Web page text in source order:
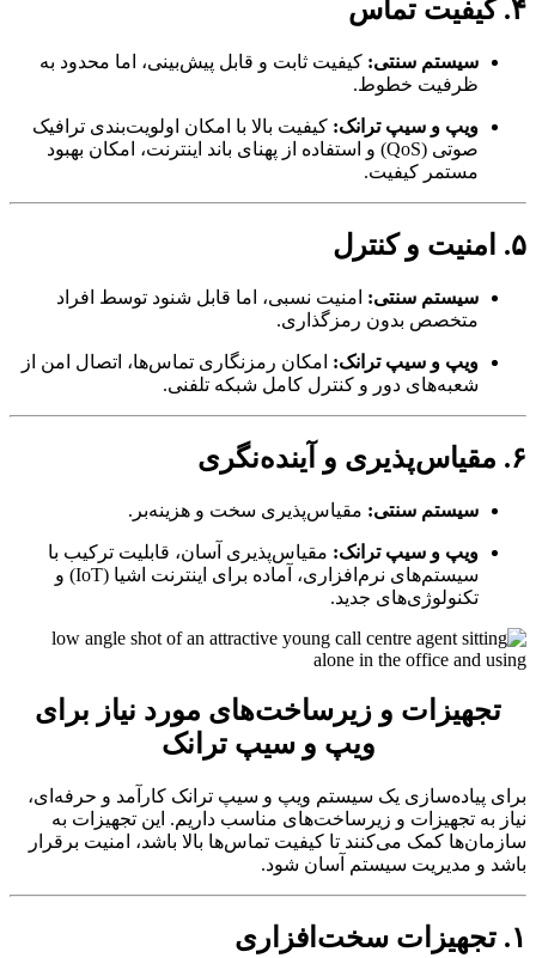
سیستم سنتی:کیفیت ثابت و قابل پیش‌بینی، اما محدود به
ظرفیت خطوط.
ویپ و سیپ ترانک: کیفیت بالا با امکان اولویت‌بندی ترافیک
صوتی (QoS) و استفاده از پهنای باند اینترنت، امکان بهبود
مستمر کیفیت.
سیستم سنتی:امنیت نسبی، اما قابل شنود توسط افراد
متخصص بدون رمزگذاری.
ویپ و سیپ ترانک: امکان رمزنگاری تماس‌ها، اتصال امن از
شعبه‌های دور و کنترل کامل شبکه تلفنی.
سیستم سنتی:مقیاس‌پذیری سخت و هزینه‌بر.
ویپ و سیپ ترانک: مقیاس‌پذیری آسان، قابلیت ترکیب با
سیستم‌های نرم‌افزاری، آماده برای اینترنت اشیا (IoT) و
تکنولوژی‌های جدید.
و زیرساخت‌های مورد نیاز برای
ویپ و سیپ ترانک
پیاده‌سازی یک سیستم ویپ و سیپ ترانک کارآمد و حرفه‌ای،
به تجهیزات و زیرساخت‌های مناسب داریم. این تجهیزات به
کمک می‌کنند تا کیفیت تماس‌ها بالا باشد، امنیت برقرار
و مدیریت سیستم آسان شود.